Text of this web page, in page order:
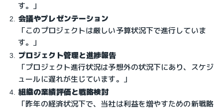
す。」
会議やプレゼンテーション
「このプロジェクトは厳しい予算状況下で進行していま
す。」
プロジェクト管理と進捗報告
「プロジェクト進行状況は予想外の状況下にあり、スケジ
ュールに遅れが生じています。」
組織の業績評価と戦略検討
「昨年の経済状況下で、当社は利益を増やすための新戦略